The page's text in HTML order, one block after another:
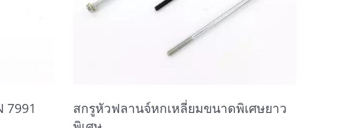
7991
สกรูหัวฟลานจ์หกเหลี่ยมขนาดพิเศษยาว